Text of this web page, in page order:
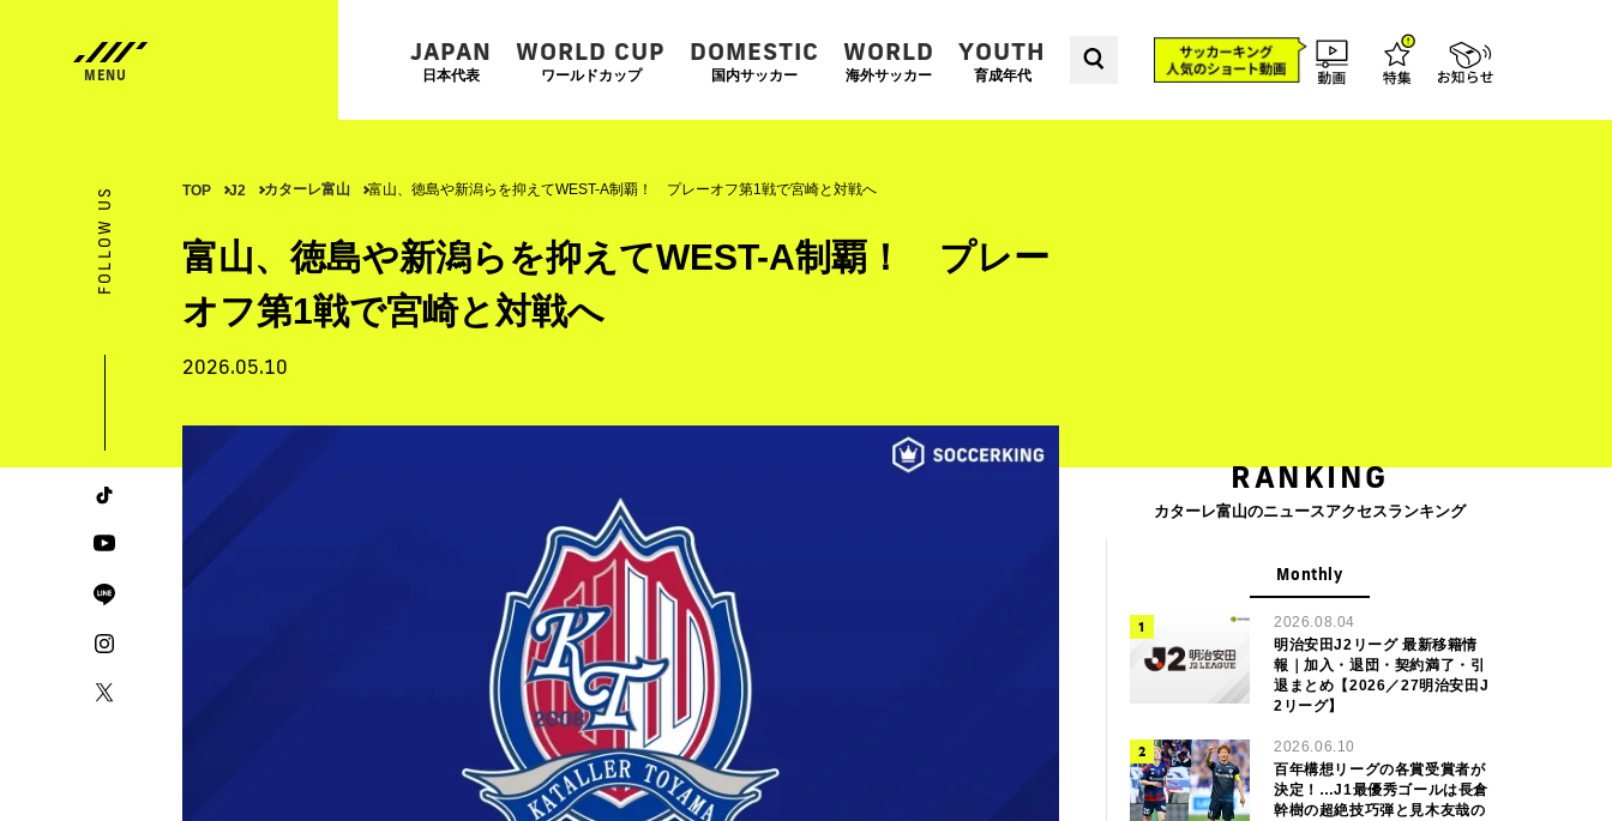
JAPAN
日本代表
WORLD CUP
ワールドカップ
DOMESTIC
国内サッカー
WORLD
海外サッカー
YOUTH
育成年代
FOLLOW US TOP J2 カターレ富山 富山、徳島や新潟らを抑えてWEST-A制覇！ プレーオフ第1戦で宮崎と対戦へ
富山、徳島や新潟らを抑えてWEST-A制覇！ プレー
オフ第1戦で宮崎と対戦へ
2026.05.10
RANKING
カターレ富山のニュースアクセスランキング
Monthly
2026.08.04
明治安田J2リーグ 最新移籍情
報｜加入・退団・契約満了・引
退まとめ【2026／27明治安田J
2リーグ】
2026.06.10
百年構想リーグの各賞受賞者が
決定！…J1最優秀ゴールは長倉
幹樹の超絶技巧弾と見木友哉の